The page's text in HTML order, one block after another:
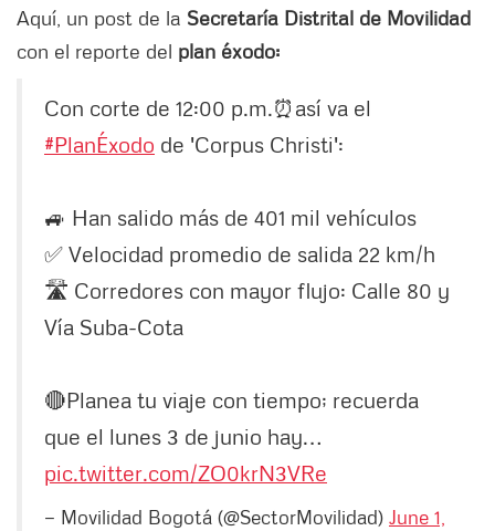
Aquí, un post de la Secretaría Distrital de Movilidad
con el reporte del plan éxodo:
Con corte de 12:00 p.m.⏰así va el
#PlanÉxodo de 'Corpus Christi':
🚙 Han salido más de 401 mil vehículos
✅ Velocidad promedio de salida 22 km/h
🛣 Corredores con mayor flujo: Calle 80 y
Vía Suba-Cota
🔴Planea tu viaje con tiempo; recuerda
que el lunes 3 de junio hay…
pic.twitter.com/ZO0krN3VRe
— Movilidad Bogotá (@SectorMovilidad) June 1,